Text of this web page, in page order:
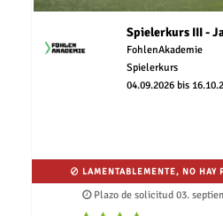
Spielerkurs III -
FohlenAkademie
Spielerkurs
04.09.2026 bis
LAMENTABLEMENTE, NO HAY
Plazo de solicitud 03.